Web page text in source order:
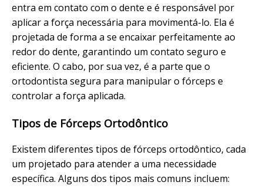
entra em contato com o dente e é responsável por
aplicar a força necessária para movimentá-lo. Ela é
projetada de forma a se encaixar perfeitamente ao
redor do dente, garantindo um contato seguro e
eficiente. O cabo, por sua vez, é a parte que o
ortodontista segura para manipular o fórceps e
controlar a força aplicada.
Tipos de Fórceps Ortodôntico
Existem diferentes tipos de fórceps ortodôntico, cada
um projetado para atender a uma necessidade
específica. Alguns dos tipos mais comuns incluem: